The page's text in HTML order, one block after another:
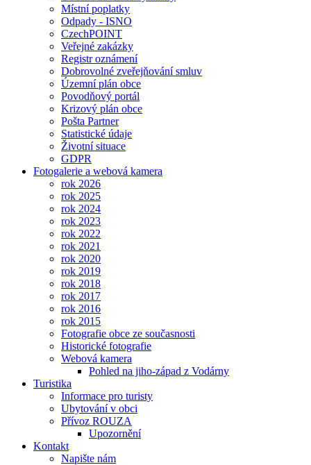
Místní poplatky
Odpady - ISNO
CzechPOINT
Veřejné zakázky
Registr oznámení
Dobrovolné zveřejňování smluv
Územní plán obce
Povodňový portál
Krizový plán obce
Pošta Partner
Statistické údaje
Životní situace
GDPR
Fotogalerie a webová kamera
rok 2026
rok 2025
rok 2024
rok 2023
rok 2022
rok 2021
rok 2020
rok 2019
rok 2018
rok 2017
rok 2016
rok 2015
Fotografie obce ze současnosti
Historické fotografie
Webová kamera
Pohled na jiho-západ z Vodárny
Turistika
Informace pro turisty
Ubytování v obci
Přívoz ROUZA
Upozornění
Kontakt
Napište nám